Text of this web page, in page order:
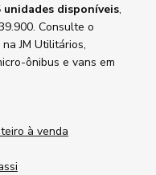
unidades disponíveis,
Consulte o
JM Utilitários,
ônibus e vans em
à venda